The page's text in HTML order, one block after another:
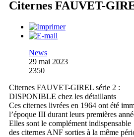
Citernes FAUVET-
News
29 mai 2023
2350
Citernes FAUVET-GIREL série 2 :
DISPONIBLE chez les détaillants
Ces citernes livrées en 1964 ont été
l’époque III durant leurs premières
Elles sont le complément indispensable
des citernes ANF sorties à la même